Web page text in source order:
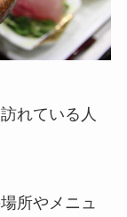
れている人
所やメニュ